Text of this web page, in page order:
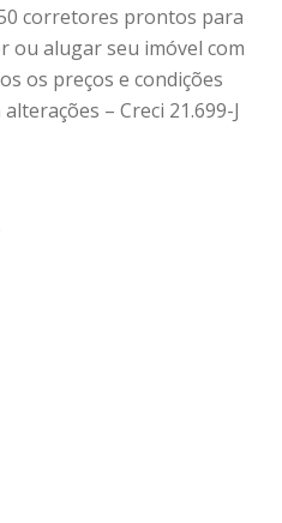
corretores prontos para
ou alugar seu imóvel com
os preços e condições
– Creci 21.699-J